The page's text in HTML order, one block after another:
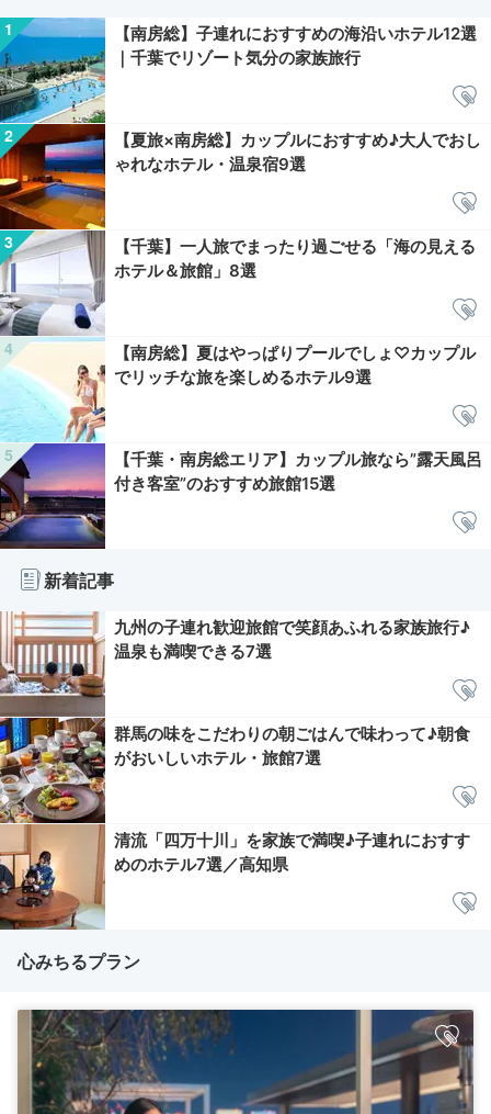
【南房総】子連れにおすすめの海沿いホテル12選
｜千葉でリゾート気分の家族旅行
【夏旅×南房総】カップルにおすすめ♪大人でおし
ゃれなホテル・温泉宿9選
【千葉】一人旅でまったり過ごせる「海の見える
ホテル＆旅館」8選
【南房総】夏はやっぱりプールでしょ♡カップル
でリッチな旅を楽しめるホテル9選
【千葉・南房総エリア】カップル旅なら”露天風呂
付き客室”のおすすめ旅館15選
新着記事
九州の子連れ歓迎旅館で笑顔あふれる家族旅行♪
温泉も満喫できる7選
群馬の味をこだわりの朝ごはんで味わって♪朝食
がおいしいホテル・旅館7選
清流「四万十川」を家族で満喫♪子連れにおすす
めのホテル7選／高知県
心みちるプラン